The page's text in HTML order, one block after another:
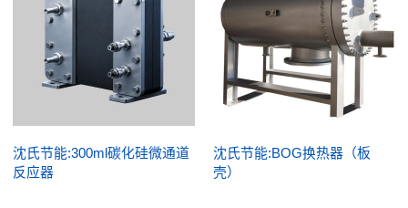
沈氏节能:300ml碳化硅微通道
反应器
沈氏节能:BOG换热器（板
壳）